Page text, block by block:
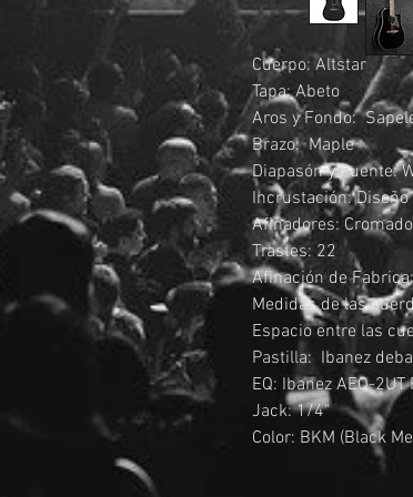
Cuerpo: Altstar
Tapa: Abeto
Aros y Fondo:
Brazo: Maple
Diapasón y Puente:
Incrustación:
Afinadores:
Trastes: 22
Afinación de
Medidas de las
Espacio entre las
Pastilla: Ibanez
EQ: Ibanez AEQ-
Jack: 1/4"
Color: BKM (Black